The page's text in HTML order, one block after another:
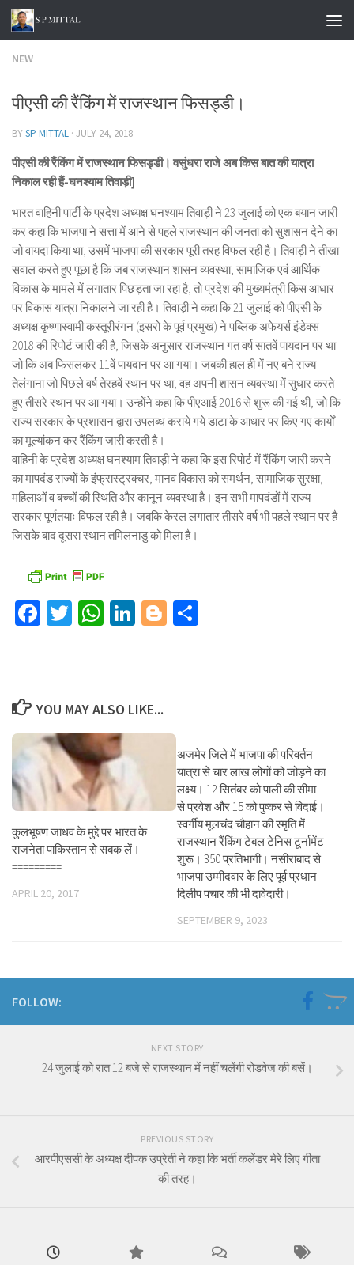
Skip to content
NEW
पीएसी की रैंकिंग में राजस्थान फिसड्डी।
BYSP MITTAL · JULY 24, 2018
पीएसी की रैंकिंग में राजस्थान फिसड्डी। वसुंधरा राजे अब किस बात की यात्रा
निकाल रही हैं-घनश्याम तिवाड़ी]
भारत वाहिनी पार्टी के प्रदेश अध्यक्ष घनश्याम तिवाड़ी ने 23 जुलाई को एक बयान जारी
कर कहा कि भाजपा ने सत्ता में आने से पहले राजस्थान की जनता को सुशासन देने का
जो वायदा किया था, उसमें भाजपा की सरकार पूरी तरह विफल रही है। तिवाड़ी ने तीखा
सवाल करते हुए पूछा है कि जब राजस्थान शासन व्यवस्था, सामाजिक एवं आर्थिक
विकास के मामले में लगातार पिछड़ता जा रहा है, तो प्रदेश की मुख्यमंत्री किस आधार
पर विकास यात्रा निकालने जा रही है। तिवाड़ी ने कहा कि 21 जुलाई को पीएसी के
अध्यक्ष कृष्णास्वामी कस्तूरीरंगन (इसरो के पूर्व प्रमुख) ने पब्लिक अफेयर्स इंडेक्स
2018 की रिपोर्ट जारी की है, जिसके अनुसार राजस्थान गत वर्ष सातवें पायदान पर था
जो कि अब फिसलकर 11वें पायदान पर आ गया। जबकी हाल ही में नए बने राज्य
तेलंगाना जो पिछले वर्ष तेरहवें स्थान पर था, वह अपनी शासन व्यवस्था में सुधार करते
हुए तीसरे स्थान पर आ गया। उन्होंने कहा कि पीएआई 2016 से शुरू की गई थी, जो कि
राज्य सरकार के प्रशासन द्वारा उपलब्ध कराये गये डाटा के आधार पर किए गए कार्यों
का मूल्यांकन कर रैंकिंग जारी करती है।
वाहिनी के प्रदेश अध्यक्ष घनश्याम तिवाड़ी ने कहा कि इस रिपोर्ट में रैंकिंग जारी करने
का मापदंड राज्यों के इंफ्रास्ट्रक्चर, मानव विकास को समर्थन, सामाजिक सुरक्षा,
महिलाओं व बच्चों की स्थिति और कानून-व्यवस्था है। इन सभी मापदंडों में राज्य
सरकार पूर्णतयाः विफल रही है। जबकि केरल लगातार तीसरे वर्ष भी पहले स्थान पर है
जिसके बाद दूसरा स्थान तमिलनाडु को मिला है।
Facebook
TwitterWhatsApp
LinkedIn
Blogger
YOU MAY ALSO LIKE...
कुलभूषण जाधव के मुद्दे पर भारत के
राजनेता पाकिस्तान से सबक लें।
=========
APRIL 20, 2017
अजमेर जिले में भाजपा की परिवर्तन
यात्रा से चार लाख लोगों को जोड़ने का
लक्ष्य। 12 सितंबर को पाली की सीमा
से प्रवेश और 15 को पुष्कर से विदाई।
स्वर्गीय मूलचंद चौहान की स्मृति में
राजस्थान रैंकिंग टेबल टेनिस टूर्नामेंट
शुरू। 350 प्रतिभागी। नसीराबाद से
भाजपा उम्मीदवार के लिए पूर्व प्रधान
दिलीप पचार की भी दावेदारी।
SEPTEMBER 9, 2023
FOLLOW:
NEXT STORY
24 जुलाई को रात 12 बजे से राजस्थान में नहीं चलेंगी रोडवेज की बसें।
PREVIOUS STORY
आरपीएससी के अध्यक्ष दीपक उप्रेती ने कहा कि भर्ती कलेंडर मेरे लिए गीता
की तरह।